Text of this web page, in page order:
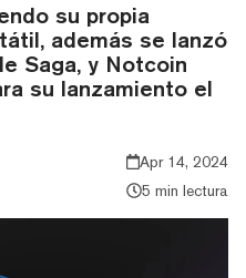
su propia
además se lanzó
Saga, y Notcoin
su lanzamiento el
Apr 14, 2024
5 min lectura